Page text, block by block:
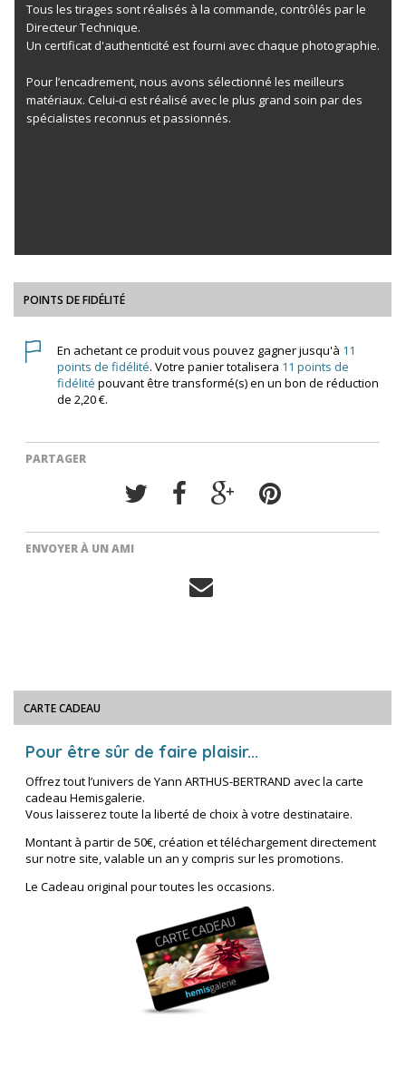
Tous les tirages sont réalisés à la commande, contrôlés par le
Directeur Technique.
Un certificat d'authenticité est fourni avec chaque photographie.
Pour l’encadrement, nous avons sélectionné les meilleurs
matériaux. Celui-ci est réalisé avec le plus grand soin par des
spécialistes reconnus et passionnés.
POINTS DE FIDÉLITÉ
En achetant ce produit vous pouvez gagner jusqu'à 11
points de fidélité. Votre panier totalisera 11 points de
fidélité pouvant être transformé(s) en un bon de réduction
de 2,20 €.
PARTAGER
ENVOYER À UN AMI
CARTE CADEAU
Pour être sûr de faire plaisir...
Offrez tout l’univers de Yann ARTHUS-BERTRAND avec la carte
cadeau Hemisgalerie.
Vous laisserez toute la liberté de choix à votre destinataire.
Montant à partir de 50€, création et téléchargement directement
sur notre site, valable un an y compris sur les promotions.
Le Cadeau original pour toutes les occasions.